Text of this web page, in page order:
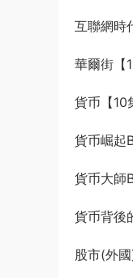
互聯網時
華爾街【
貨币【10
貨币崛起
貨币大師
貨币背後
股市(外